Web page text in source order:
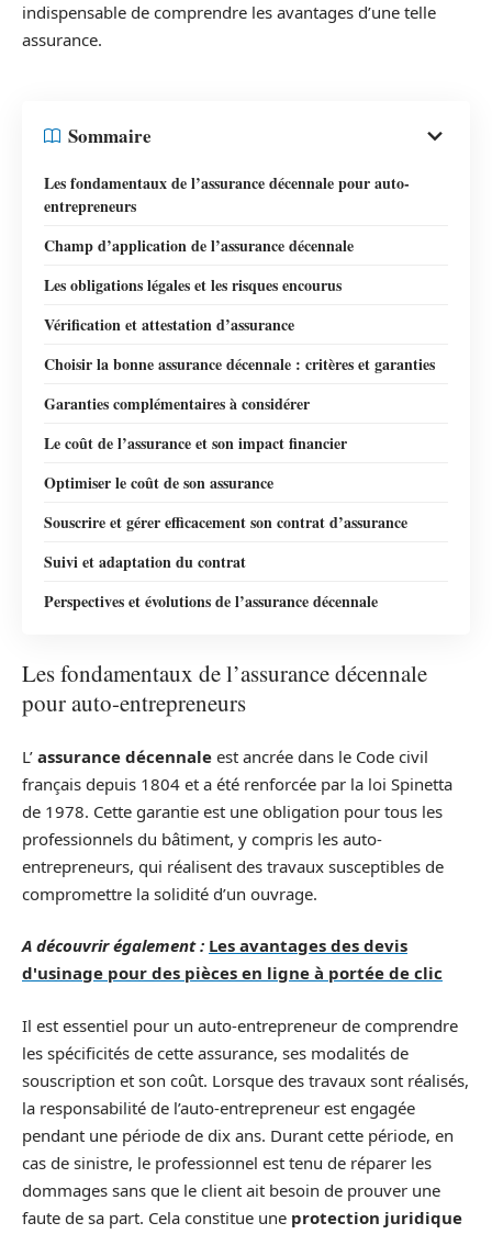
indispensable de comprendre les avantages d’une telle
assurance.
Sommaire
Les fondamentaux de l’assurance décennale pour auto-
entrepreneurs
Champ d’application de l’assurance décennale
Les obligations légales et les risques encourus
Vérification et attestation d’assurance
Choisir la bonne assurance décennale : critères et garanties
Garanties complémentaires à considérer
Le coût de l’assurance et son impact financier
Optimiser le coût de son assurance
Souscrire et gérer efficacement son contrat d’assurance
Suivi et adaptation du contrat
Perspectives et évolutions de l’assurance décennale
Les fondamentaux de l’assurance décennale
pour auto-entrepreneurs
L’ assurance décennale est ancrée dans le Code civil
français depuis 1804 et a été renforcée par la loi Spinetta
de 1978. Cette garantie est une obligation pour tous les
professionnels du bâtiment, y compris les auto-
entrepreneurs, qui réalisent des travaux susceptibles de
compromettre la solidité d’un ouvrage.
A découvrir également : Les avantages des devis
d'usinage pour des pièces en ligne à portée de clic
Il est essentiel pour un auto-entrepreneur de comprendre
les spécificités de cette assurance, ses modalités de
souscription et son coût. Lorsque des travaux sont réalisés,
la responsabilité de l’auto-entrepreneur est engagée
pendant une période de dix ans. Durant cette période, en
cas de sinistre, le professionnel est tenu de réparer les
dommages sans que le client ait besoin de prouver une
faute de sa part. Cela constitue une protection juridique